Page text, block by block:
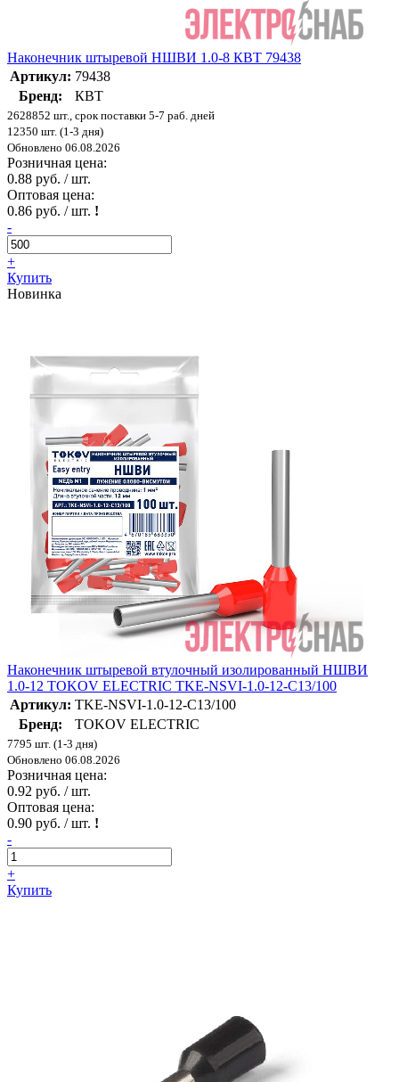
Наконечник штыревой НШВИ 1.0-8 КВТ 79438
Артикул: 79438
Бренд:
КВТ
2628852 шт., срок поставки 5-7 раб. дней
12350 шт. (1-3 дня)
Обновлено 06.08.2026
Розничная цена:
0.88 руб. / шт.
Оптовая цена:
0.86 руб. / шт. !
-
+
Купить
Новинка
Наконечник штыревой втулочный изолированный НШВИ
1.0-12 TOKOV ELECTRIC TKE-NSVI-1.0-12-C13/100
Артикул: TKE-NSVI-1.0-12-C13/100
Бренд:
TOKOV ELECTRIC
7795 шт. (1-3 дня)
Обновлено 06.08.2026
Розничная цена:
0.92 руб. / шт.
Оптовая цена:
0.90 руб. / шт. !
-
+
Купить